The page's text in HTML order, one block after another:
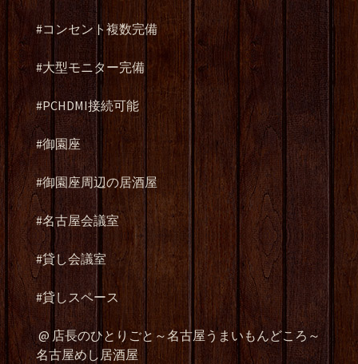
#コンセント複数完備
#大型モニター完備
#PCHDMI接続可能
#御園座
#御園座周辺の居酒屋
#名古屋会議室
#貸し会議室
#貸しスペース
@ 店長のひとりごと～名古屋うまいもんどころ～
名古屋めし居酒屋